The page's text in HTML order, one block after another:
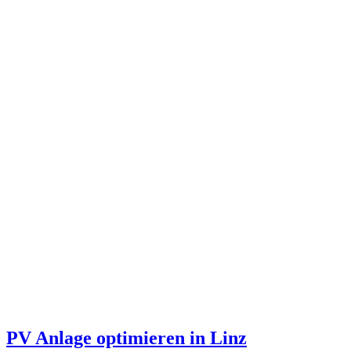
PV Anlage optimieren in Linz